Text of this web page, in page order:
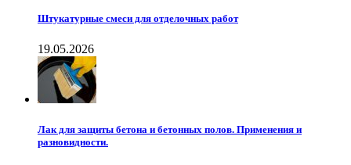
Штукатурные смеси для отделочных работ
19.05.2026
Лак для защиты бетона и бетонных полов. Применения и
разновидности.